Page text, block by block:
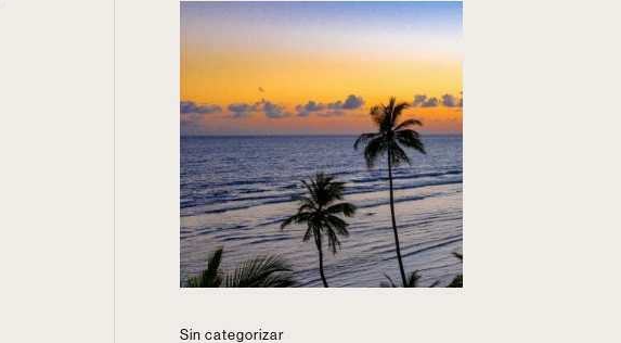
Sin categorizar